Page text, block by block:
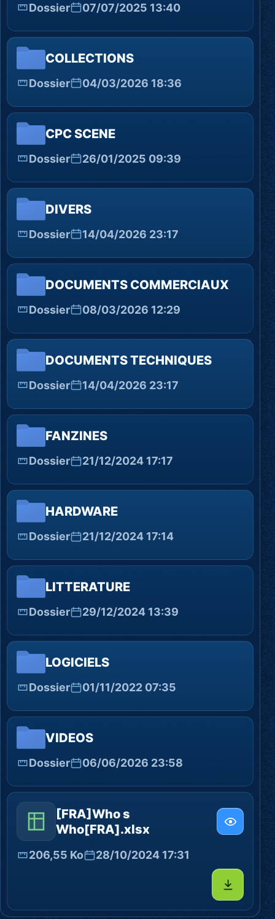
Dossier 07/07/2025 13:40
COLLECTIONS
Dossier 04/03/2026 18:36
CPC SCENE
Dossier 26/01/2025 09:39
DIVERS
Dossier 14/04/2026 23:17
DOCUMENTS COMMERCIAUX
Dossier 08/03/2026 12:29
DOCUMENTS TECHNIQUES
Dossier 14/04/2026 23:17
FANZINES
Dossier 21/12/2024 17:17
HARDWARE
Dossier 21/12/2024 17:14
LITTERATURE
Dossier 29/12/2024 13:39
LOGICIELS
Dossier 01/11/2022 07:35
VIDEOS
Dossier 06/06/2026 23:58
[FRA]Who s
Who[FRA].xlsx
206,55 Ko 28/10/2024 17:31